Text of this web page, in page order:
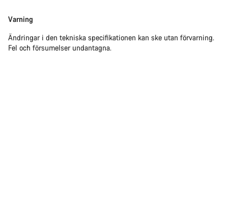
Friskrivning
Varning
Ändringar i den tekniska specifikationen kan ske utan förvarning.
Fel och försumelser undantagna.